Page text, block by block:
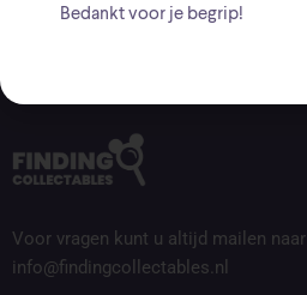
Voor vragen kunt u altijd mailen naar
info@findingcollectables.nl
Bedankt voor je begrip!